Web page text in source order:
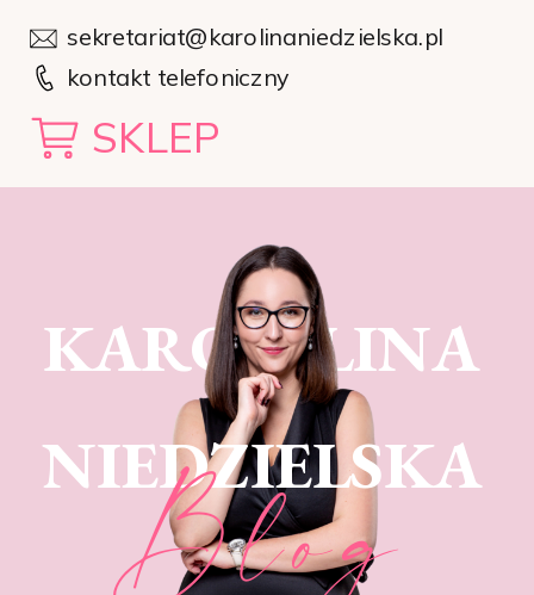
sekretariat@karolinaniedzielska.pl
kontakt telefoniczny
SKLEP
KARO LINA
NIEDZIELSKA
Blog